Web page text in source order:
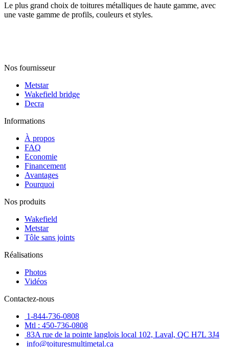
Le plus grand choix de toitures métalliques de haute gamme, avec
une vaste gamme de profils, couleurs et styles.
Nos fournisseur
Metstar
Wakefield bridge
Decra
Informations
À propos
FAQ
Economie
Financement
Avantages
Pourquoi
Nos produits
Wakefield
Metstar
Tôle sans joints
Réalisations
Photos
Vidéos
Contactez-nous
1-844-736-0808
Mtl : 450-736-0808
83A rue de la pointe langlois local 102, Laval, QC H7L 3J4
info@toituresmultimetal.ca